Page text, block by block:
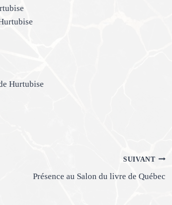
Hurtubise
SUIVANT
Présence au Salon du livre de Québec